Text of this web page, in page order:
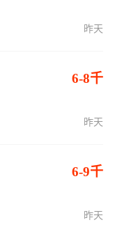
昨天
6-8千
昨天
6-9千
昨天